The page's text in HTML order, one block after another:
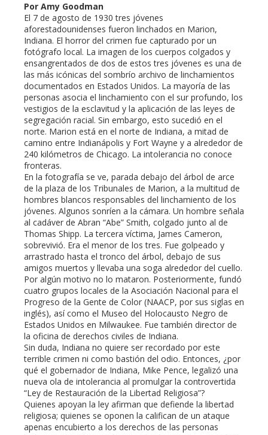
Por Amy Goodman
El 7 de agosto de 1930 tres jóvenes
aforestadounidenses fueron linchados en Marion,
Indiana. El horror del crimen fue capturado por un
fotógrafo local. La imagen de los cuerpos colgados y
ensangrentados de dos de estos tres jóvenes es una de
las más icónicas del sombrío archivo de linchamientos
documentados en Estados Unidos. La mayoría de las
personas asocia el linchamiento con el sur profundo, los
vestigios de la esclavitud y la aplicación de las leyes de
segregación racial. Sin embargo, esto sucedió en el
norte. Marion está en el norte de Indiana, a mitad de
camino entre Indianápolis y Fort Wayne y a alrededor de
240 kilómetros de Chicago. La intolerancia no conoce
fronteras.
En la fotografía se ve, parada debajo del árbol de arce
de la plaza de los Tribunales de Marion, a la multitud de
hombres blancos responsables del linchamiento de los
jóvenes. Algunos sonríen a la cámara. Un hombre señala
al cadáver de Abran “Abe” Smith, colgado junto al de
Thomas Shipp. La tercera víctima, James Cameron,
sobrevivió. Era el menor de los tres. Fue golpeado y
arrastrado hasta el tronco del árbol, debajo de sus
amigos muertos y llevaba una soga alrededor del cuello.
Por algún motivo no lo mataron. Posteriormente, fundó
cuatro grupos locales de la Asociación Nacional para el
Progreso de la Gente de Color (NAACP, por sus siglas en
inglés), así como el Museo del Holocausto Negro de
Estados Unidos en Milwaukee. Fue también director de
la oficina de derechos civiles de Indiana.
Sin duda, Indiana no quiere ser recordado por este
terrible crimen ni como bastión del odio. Entonces, ¿por
qué el gobernador de Indiana, Mike Pence, legalizó una
nueva ola de intolerancia al promulgar la controvertida
“Ley de Restauración de la Libertad Religiosa”?
Quienes apoyan la ley afirman que defiende la libertad
religiosa; quienes se oponen la califican de un ataque
apenas encubierto a los derechos de las personas